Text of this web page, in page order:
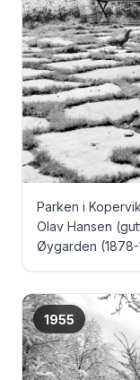
Parken i Kopervik Fin
Olav Hansen
Øygarden
1955